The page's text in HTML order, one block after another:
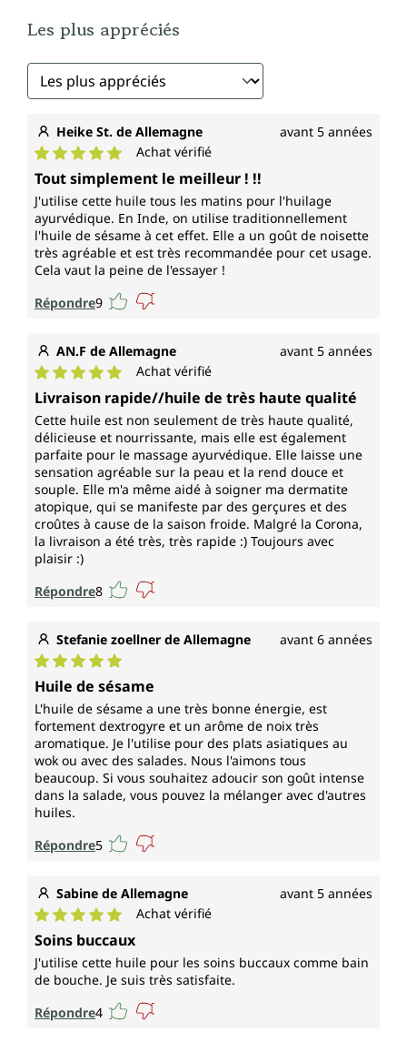
Les plus appréciés
Heike St. de Allemagne avant 5 années
Note moyenne de 5 sur 5 étoiles
Achat vérifié
Tout simplement le meilleur ! !!
J'utilise cette huile tous les matins pour l'huilage
ayurvédique. En Inde, on utilise traditionnellement
l'huile de sésame à cet effet. Elle a un goût de noisette
très agréable et est très recommandée pour cet usage.
Cela vaut la peine de l'essayer !
Répondre9
AN.F de Allemagne avant 5 années
Note moyenne de 5 sur 5 étoiles
Achat vérifié
Livraison rapide//huile de très haute qualité
Cette huile est non seulement de très haute qualité,
délicieuse et nourrissante, mais elle est également
parfaite pour le massage ayurvédique. Elle laisse une
sensation agréable sur la peau et la rend douce et
souple. Elle m'a même aidé à soigner ma dermatite
atopique, qui se manifeste par des gerçures et des
croûtes à cause de la saison froide. Malgré la Corona,
la livraison a été très, très rapide :) Toujours avec
plaisir :)
Répondre8
Stefanie zoellner de Allemagne avant 6 années
Note moyenne de 5 sur 5 étoiles
Huile de sésame
L'huile de sésame a une très bonne énergie, est
fortement dextrogyre et un arôme de noix très
aromatique. Je l'utilise pour des plats asiatiques au
wok ou avec des salades. Nous l'aimons tous
beaucoup. Si vous souhaitez adoucir son goût intense
dans la salade, vous pouvez la mélanger avec d'autres
huiles.
Répondre5
Sabine de Allemagne avant 5 années
Note moyenne de 5 sur 5 étoiles
Achat vérifié
Soins buccaux
J'utilise cette huile pour les soins buccaux comme bain
de bouche. Je suis très satisfaite.
Répondre4